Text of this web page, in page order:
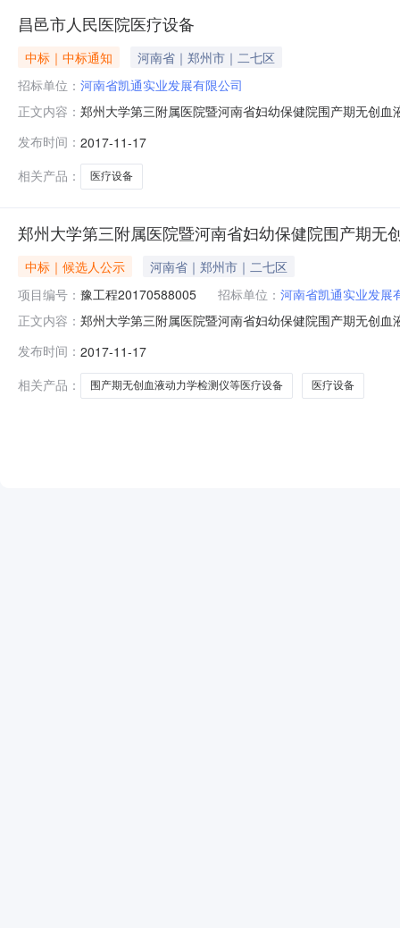
昌邑市人民医院医疗设备
中标｜中标通知
河南省｜郑州市｜二七区
招标单位： 河南省凯通实业发展有限公司
正文内容： 郑州大学第三附属医院暨河南省妇幼保健院围产期无创
省凯通实业发展有限公司河南光大医疗科技有限公司河
发布时间： 2017-11-17
相关产品：
医疗设备
郑州大学第三附属医院暨河南省妇幼保健院围产期
中标｜候选人公示
河南省｜郑州市｜二七区
项目编号： 豫工程20170588005 招标单位： 河南省凯通实业发展
正文内容： 郑州大学第三附属医院暨河南省妇幼保健院围产期无创
省凯通实业发展有限公司河南光大医疗科技有限公司河
发布时间： 2017-11-17
相关产品：
围产期无创血液动力学检测仪等医疗设备 医疗设备